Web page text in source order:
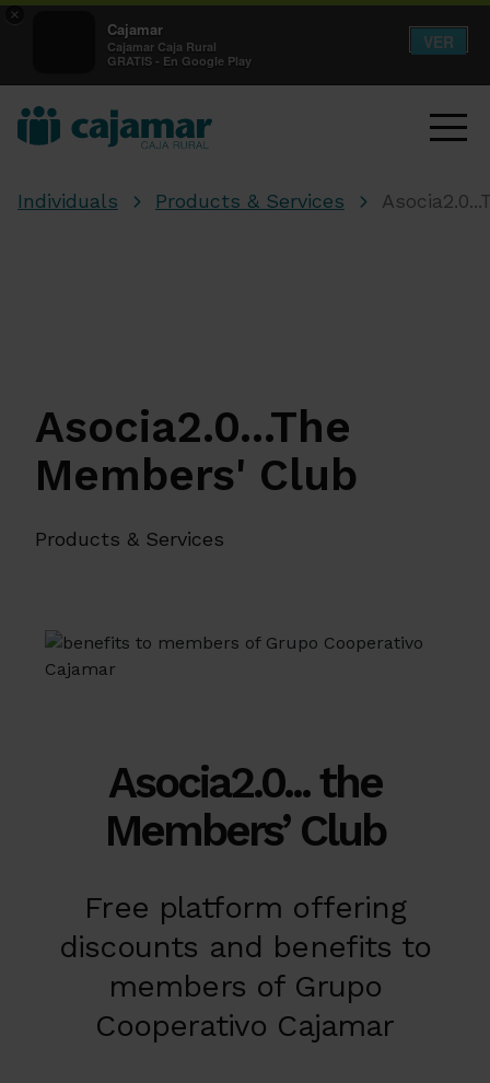
×
Cajamar
Cajamar Caja Rural
GRATIS - En Google Play
VER
Individuals Products & Services
Asocia2.0...The
Members' Club
Products & Services
Asocia2.0... the
Members’ Club
Free platform offering
discounts and benefits to
members of Grupo
Cooperativo Cajamar